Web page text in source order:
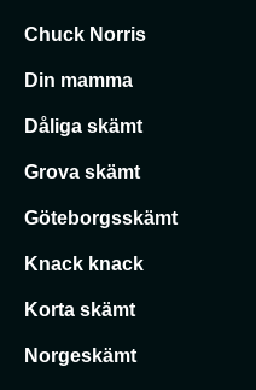
Chuck Norris
Din mamma
Dåliga skämt
Grova skämt
Göteborgsskämt
Knack knack
Korta skämt
Norgeskämt